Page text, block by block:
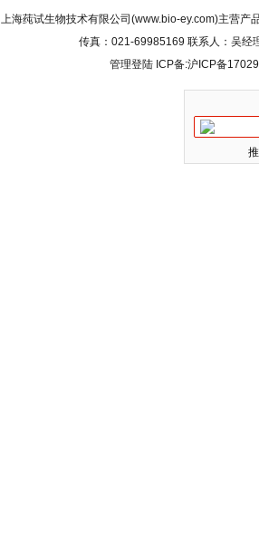
上海莼试生物技术有限公司(www.bio-ey.com)主营产
传真：021-69985169 联系人：吴经
管理登陆 ICP备:沪ICP备